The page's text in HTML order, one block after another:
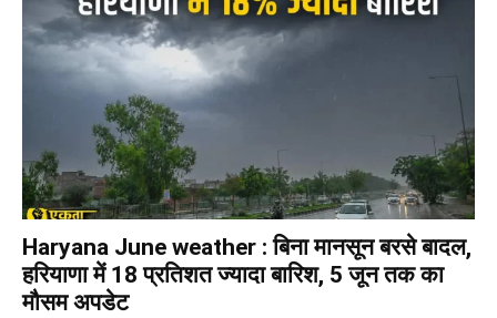
Haryana June weather : बिना मानसून बरसे बादल,
हरियाणा में 18 प्रतिशत ज्यादा बारिश, 5 जून तक का
मौसम अपडेट